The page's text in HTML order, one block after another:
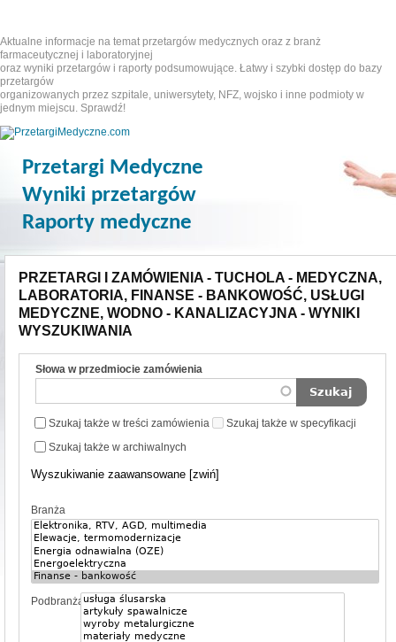
Aktualne informacje na temat przetargów medycznych oraz z branż
farmaceutycznej i laboratoryjnej
oraz wyniki przetargów i raporty podsumowujące. Łatwy i szybki dostęp do bazy
przetargów
organizowanych przez szpitale, uniwersytety, NFZ, wojsko i inne podmioty w
jednym miejscu. Sprawdź!
Przetargi Medyczne
Wyniki przetargów
Raporty medyczne
PRZETARGI I ZAMÓWIENIA - TUCHOLA - MEDYCZNA,
LABORATORIA, FINANSE - BANKOWOŚĆ, USŁUGI
MEDYCZNE, WODNO - KANALIZACYJNA - WYNIKI
WYSZUKIWANIA
Słowa w przedmiocie zamówienia
Szukaj także w treści zamówienia
Szukaj także w specyfikacji
Szukaj także w archiwalnych
Wyszukiwanie zaawansowane [zwiń]
Branża
Podbranża